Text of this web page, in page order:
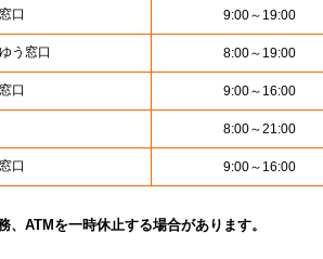
口 9:00～19:00
う窓口 8:00～19:00
口 9:00～16:00
8:00～21:00
口 9:00～16:00
、ATMを一時休止する場合があります。